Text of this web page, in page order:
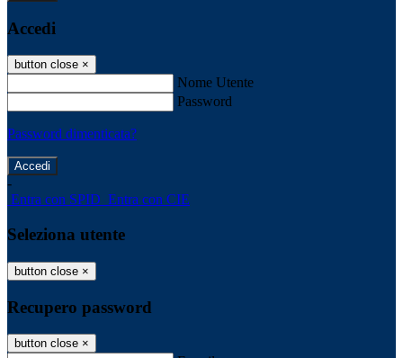
Accedi
button close ×
Nome Utente
Password
Password dimenticata?
-
Entra con SPID Entra con CIE
Seleziona utente
button close ×
Recupero password
button close ×